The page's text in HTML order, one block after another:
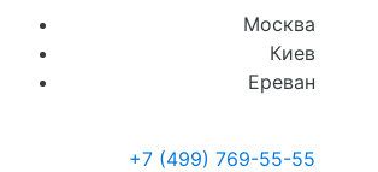
Москва
Киев
Ереван
+7 (499) 769-55-55